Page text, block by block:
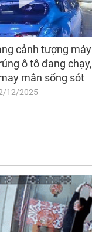
cảnh tượng máy
ô tô đang chạy,
mắn sống sót
12/2025